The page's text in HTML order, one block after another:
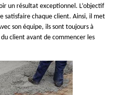
un résultat exceptionnel. L’objectif
satisfaire chaque client. Ainsi, il met
son équipe, ils sont toujours à
du client avant de commencer les